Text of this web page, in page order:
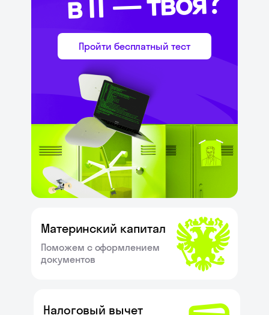
Материнский капитал
Поможем с оформлением
документов
Налоговый вычет
Пройти бесплатный тест